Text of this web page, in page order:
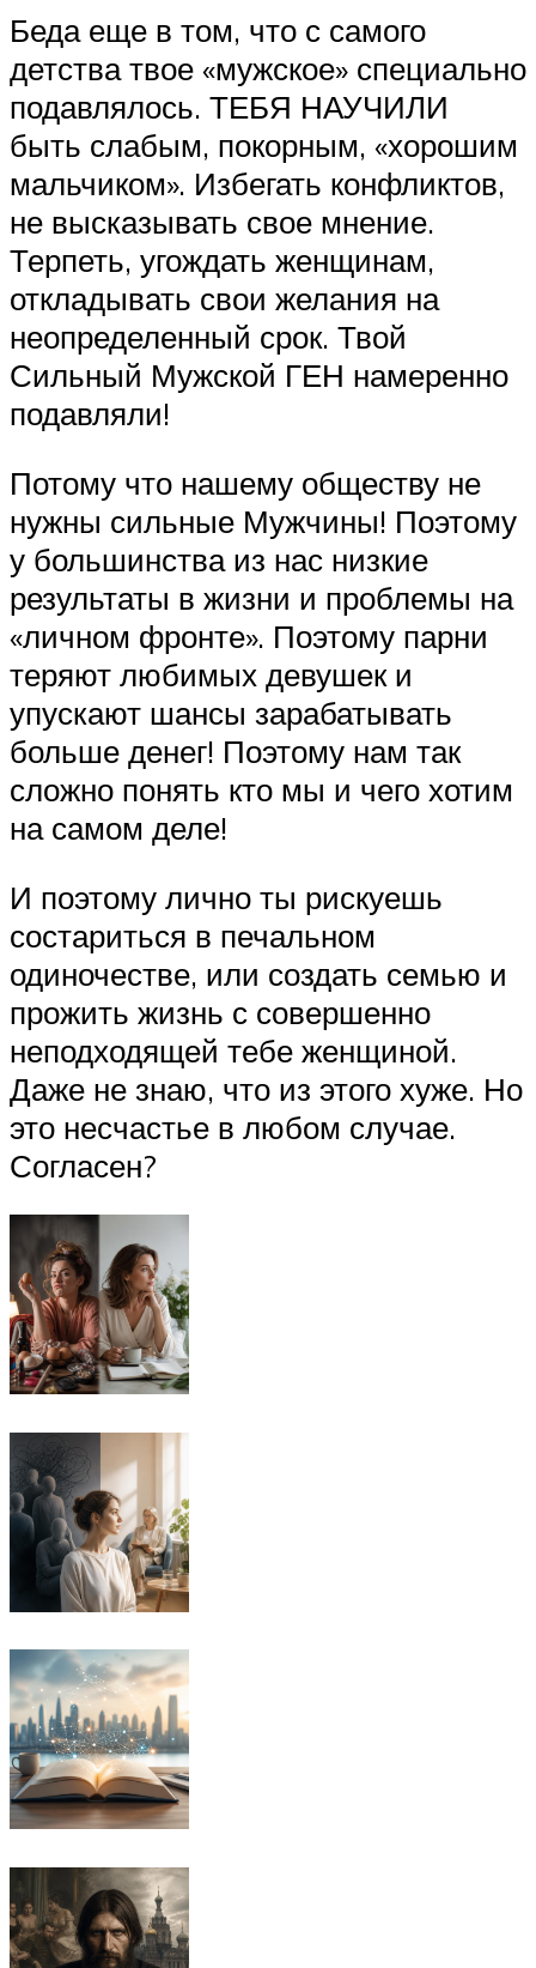
Беда еще в том, что с самого
детства твое «мужское» специально
подавлялось. ТЕБЯ НАУЧИЛИ
быть слабым, покорным, «хорошим
мальчиком». Избегать конфликтов,
не высказывать свое мнение.
Терпеть, угождать женщинам,
откладывать свои желания на
неопределенный срок. Твой
Сильный Мужской ГЕН намеренно
подавляли!
Потому что нашему обществу не
нужны сильные Мужчины! Поэтому
у большинства из нас низкие
результаты в жизни и проблемы на
«личном фронте». Поэтому парни
теряют любимых девушек и
упускают шансы зарабатывать
больше денег! Поэтому нам так
сложно понять кто мы и чего хотим
на самом деле!
И поэтому лично ты рискуешь
состариться в печальном
одиночестве, или создать семью и
прожить жизнь с совершенно
неподходящей тебе женщиной.
Даже не знаю, что из этого хуже. Но
это несчастье в любом случае.
Согласен?